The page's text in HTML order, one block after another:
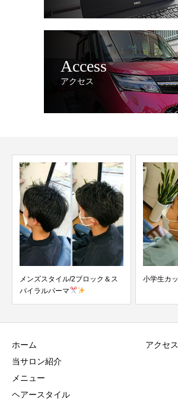
Access
アクセス
タイル/2ブロック＆ス
パーマ
小学生カット/2ブロック
ホーム
当サロン紹介
メニュー
ヘアースタイル
アクセス